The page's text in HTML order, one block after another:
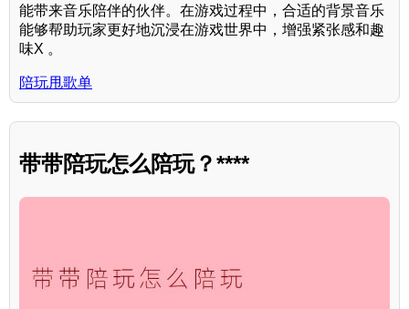
能带来音乐陪伴的伙伴。在游戏过程中，合适的背景音乐
能够帮助玩家更好地沉浸在游戏世界中，增强紧张感和趣
味X 。
陪玩甩歌单
带带陪玩怎么陪玩？****